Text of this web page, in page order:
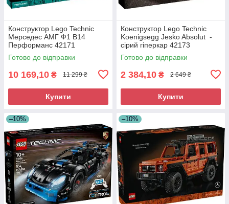
Конструктор Lego Technic
Мерседес АМГ Ф1 В14
Перформанс 42171
Готово до відправки
10 169,10 ₴ 11 299 ₴
Купити
Конструктор Lego Technic
Koenigsegg Jesko Absolut -
сірий гіперкар 42173
Готово до відправки
2 384,10 ₴ 2 649 ₴
Купити
–10% –10%